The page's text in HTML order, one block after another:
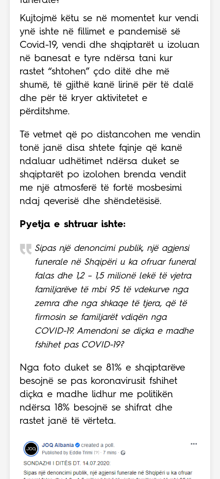
Kujtojmë këtu se në momentet kur vendi
ynë ishte në fillimet e pandemisë së
Covid-19, vendi dhe shqiptarët u izoluan
në banesat e tyre ndërsa tani kur
rastet “shtohen” çdo ditë dhe më
shumë, të gjithë kanë lirinë për të dalë
dhe për të kryer aktivitetet e
përditshme.
Të vetmet që po distancohen me vendin
tonë janë disa shtete fqinje që kanë
ndaluar udhëtimet ndërsa duket se
shqiptarët po izolohen brenda vendit
me një atmosferë të fortë mosbesimi
ndaj qeverisë dhe shëndetësisë.
Pyetja e shtruar ishte:
Sipas një denoncimi publik, një agjensi
funerale në Shqipëri u ka ofruar funeral
falas dhe 1,2 – 1,5 milionë lekë të vjetra
familjarëve të mbi 95 të vdekurve nga
zemra dhe nga shkaqe të tjera, që të
firmosin se familjarët vdiqën nga
COVID-19. Amendoni se diçka e madhe
fshihet pas COVID-19?
Nga foto duket se 81% e shqiptarëve
besojnë se pas koronavirusit fshihet
diçka e madhe lidhur me politikën
ndërsa 18% besojnë se shifrat dhe
rastet janë të vërteta.